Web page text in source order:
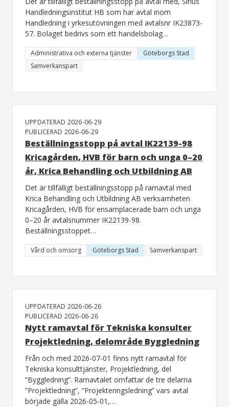
Handledningsinstitut HB som har avtal inom
Handledning i yrkesutövningen med avtalsnr IK23873-
57. Bolaget bedrivs som ett handelsbolag…
Administrativa och externa tjänster
Göteborgs Stad
Samverkanspart
UPPDATERAD 2026-06-29
PUBLICERAD 2026-06-29
Beställningsstopp på avtal IK22139-98
Kricagården, HVB för barn och unga 0–20
år, Krica Behandling och Utbildning AB
Det är tillfälligt beställningsstopp på ramavtal med
Krica Behandling och Utbildning AB verksamheten
Kricagården, HVB för ensamplacerade barn och unga
0–20 år avtalsnummer IK22139-98.
Beställningsstoppet…
Vård och omsorg Göteborgs Stad Samverkanspart
UPPDATERAD 2026-06-26
PUBLICERAD 2026-06-26
Nytt ramavtal för Tekniska konsulter
Projektledning, delområde Byggledning
Från och med 2026-07-01 finns nytt ramavtal för
Tekniska konsulttjänster, Projektledning, del
”Byggledning”. Ramavtalet omfattar de tre delarna
”Projektledning”, ”Projekteringsledning” vars avtal
började gälla 2026-05-01,…